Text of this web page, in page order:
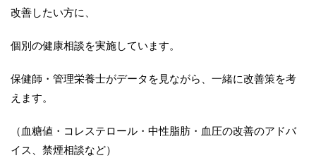
改善したい方に、
個別の健康相談を実施しています。
保健師・管理栄養士がデータを見ながら、一緒に改善策を考
えます。
（血糖値・コレステロール・中性脂肪・血圧の改善のアドバ
イス、禁煙相談など）